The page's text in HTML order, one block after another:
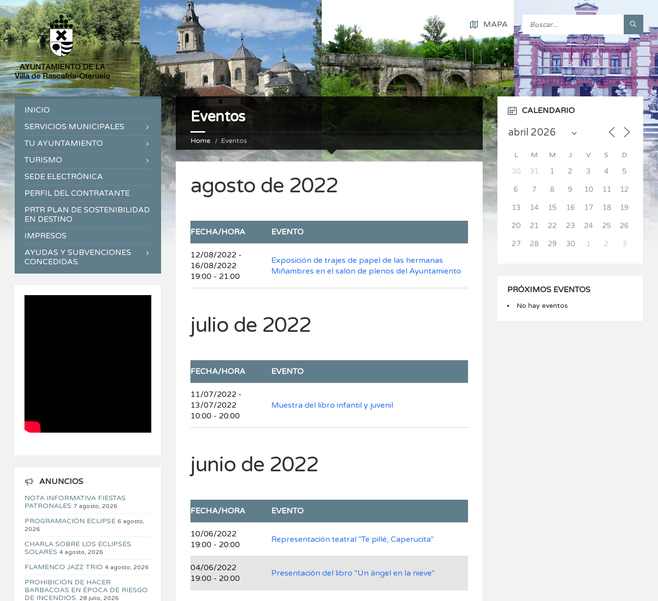
MAPA
Eventos
Home Eventos
agosto de 2022
FECHA/HORA EVENTO
12/08/2022 -
16/08/2022
19:00 - 21:00
Exposición de trajes de papel de las hermanas
Miñambres en el salón de plenos del Ayuntamiento
julio de 2022
FECHA/HORA EVENTO
11/07/2022 -
13/07/2022
10:00 - 20:00
Muestra del libro infantil y juvenil
junio de 2022
FECHA/HORA EVENTO
10/06/2022
19:00 - 20:00
Representación teatral "Te pillé, Caperucita"
04/06/2022
19:00 - 20:00
Presentación del libro "Un ángel en la nieve"
INICIO
SERVICIOS MUNICIPALES
TU AYUNTAMIENTO
TURISMO
SEDE ELECTRÓNICA
PERFIL DEL CONTRATANTE
PRTR PLAN DE SOSTENIBILIDAD
EN DESTINO
IMPRESOS
AYUDAS Y SUBVENCIONES
CONCEDIDAS.
ANUNCIOS
NOTA INFORMATIVA FIESTAS
PATRONALES 7 agosto, 2026
PROGRAMACIÓN ECLIPSE 6 agosto,
2026
CHARLA SOBRE LOS ECLIPSES
SOLARES 4 agosto, 2026
FLAMENCO JAZZ TRIO 4 agosto, 2026
PROHIBICIÓN DE HACER
BARBACOAS EN ÉPOCA DE RIESGO
DE INCENDIOS. 28 julio, 2026
CALENDARIO
L M M J V S D
30 31 1 2 3 4 5
6 7 8 9 10 11 12
13 14 15 16 17 18 19
20 21 22 23 24 25 26
27 28 29 30 1 2 3
PRÓXIMOS EVENTOS
No hay eventos